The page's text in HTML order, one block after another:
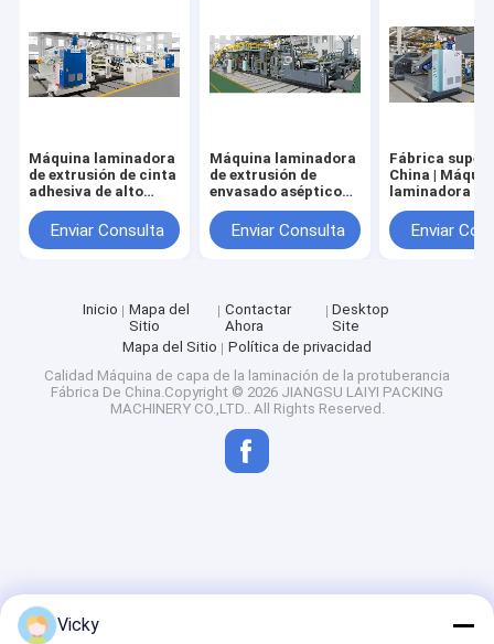
Máquina laminadora
de extrusión de cinta
adhesiva de alto
valor
Enviar Consulta
Máquina laminadora
de extrusión de
envasado aséptico
líquido de alto valor
Enviar Consulta
Fábrica
China |
laminadora de
extrusión de
de alta
Enviar
Inicio
Mapa del
Sitio
Contactar
Ahora
Desktop
Site
Mapa del Sitio
Política de privacidad
Calidad Máquina de capa de la laminación de la protuberancia
Fábrica De China.Copyright © 2026 JIANGSU LAIYI PACKING
MACHINERY CO.,LTD.. All Rights Reserved.
Vicky